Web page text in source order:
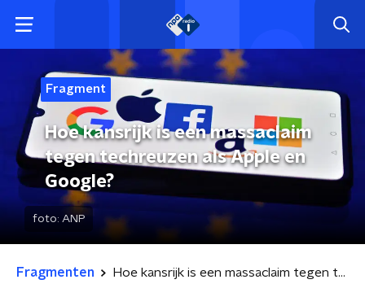
Fragment
Hoe kansrijk is een massaclaim
tegen techreuzen als Apple en
Google?
foto: ANP
Fragmenten Hoe kansrijk is een massaclaim tegen techreuzen als Apple en Google?